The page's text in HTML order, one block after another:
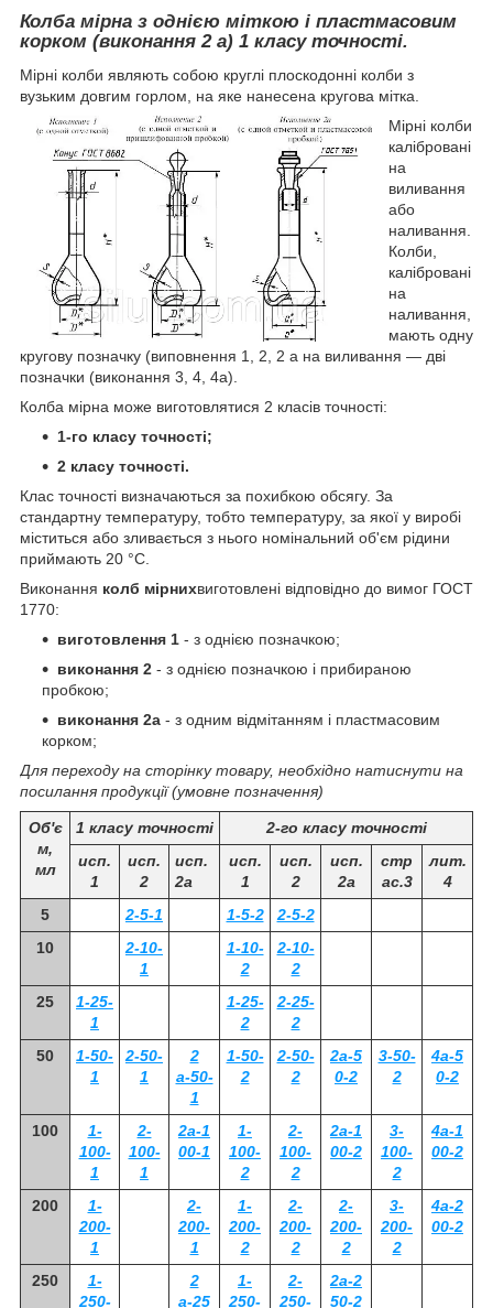
Колба мірна з однією міткою і пластмасовим
корком (виконання 2 а) 1 класу точності.
Мірні колби являють собою круглі плоскодонні колби з
вузьким довгим горлом, на яке нанесена кругова мітка.
Мірні колби
калібровані
на
виливання
або
наливання.
Колби,
калібровані
на
наливання,
мають одну
кругову позначку (виповнення 1, 2, 2 а на виливання — дві
позначки (виконання 3, 4, 4а).
Колба мірна може виготовлятися 2 класів точності:
1-го класу точності;
2 класу точності.
Клас точності визначаються за похибкою обсягу. За
стандартну температуру, тобто температуру, за якої у виробі
міститься або зливається з нього номінальний об'єм рідини
приймають 20 °C.
Виконання колб мірнихвиготовлені відповідно до вимог ГОСТ
1770:
виготовлення 1 - з однією позначкою;
виконання 2 - з однією позначкою і прибираною
пробкою;
виконання 2а - з одним відмітанням і пластмасовим
корком;
Для переходу на сторінку товару, необхідно натиснути на
посилання продукції (умовне позначення)
Об'є
м,
мл
1 класу точності
2-го класу точності
исп.
1
исп.
2
исп.
2а
исп.
1
исп.
2
исп.
2а
стр
ас.3
лит.
4
5
2-5-1 1-5-2
2-5-2
10
2-10-
1
1-10-
2
2-10-
2
25
1-25-
1
1-25-
2
2-25-
2
50
1-50-
1
2-50-
1
2
а-50-
1
1-50-
2
2-50-
2
2а-5
0-2
3-50-
2
4а-5
0-2
100
1-
100-
1
2-
100-
1
2а-1
00-1
1-
100-
2
2-
100-
2
2а-1
00-2
3-
100-
2
4а-1
00-2
200
1-
200-
1
2-
200-
1
1-
200-
2
2-
200-
2
2-
200-
2
3-
200-
2
4а-2
00-2
250
1-
250-
2
а-25
1-
250-
2-
250-
2а-2
50-2